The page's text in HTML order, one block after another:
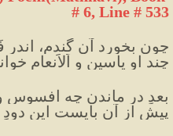
# 6, Line # 533
چون بخورد آن گندم، اندر
چند او یاسین و اَلاَنعام
بعدِ در ماندن چه افسوس
پیش از آن بایست این دودِ